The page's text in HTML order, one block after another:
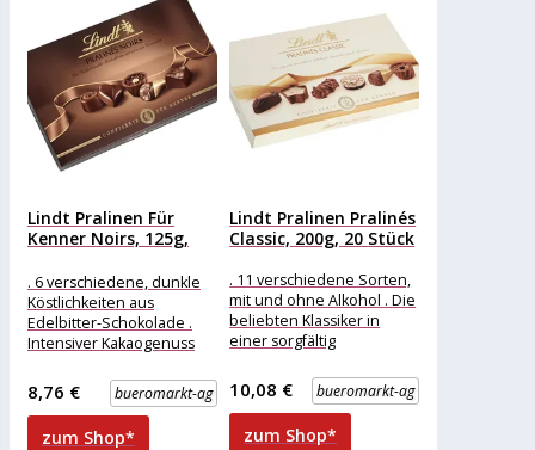
Lindt Pralinen Für
Kenner Noirs, 125g,
. 6 verschiedene, dunkle
Köstlichkeiten aus
Edelbitter-Schokolade .
Intensiver Kakaogenuss
Krokantspezialitäten
Merkmale: Eigenschaft:
ohne Alkohol Ausführung:
bueromarkt-ag
8,76 €
zum Shop*
Lindt Pralinen Pralinés
Classic, 200g, 20 Stück
. 11 verschiedene Sorten,
mit und ohne Alkohol . Die
beliebten Klassiker in
einer sorgfältig
Besonders vielfältige
bueromarkt-ag
10,08 €
zum Shop*